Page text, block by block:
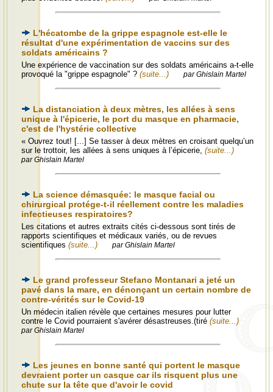
L'hécatombe de la grippe espagnole est-elle le
résultat d'une expérimentation de vaccins sur des
soldats américains ?
Une expérience de vaccination sur des soldats américains a-t-elle
provoqué la "grippe espagnole" ? (suite...) par Ghislain Martel
La distanciation à deux mètres, les allées à sens
unique à l'épicerie, le port du masque en pharmacie,
c'est de l'hystérie collective
« Ouvrez tout! [...] Se tasser à deux mètres en croisant quelqu’un
sur le trottoir, les allées à sens uniques à l’épicerie, (suite...)
par Ghislain Martel
La science démasquée: le masque facial ou
chirurgical protége-t-il réellement contre les maladies
infectieuses respiratoires?
Les citations et autres extraits cités ci-dessous sont tirés de
rapports scientifiques et médicaux variés, ou de revues
scientifiques (suite...) par Ghislain Martel
Le grand professeur Stefano Montanari a jeté un
pavé dans la mare, en dénonçant un certain nombre de
contre-vérités sur le Covid-19
Un médecin italien révèle que certaines mesures pour lutter
contre le Covid pourraient s'avérer désastreuses.(tiré (suite...)
par Ghislain Martel
Les jeunes en bonne santé qui portent le masque
devraient porter un casque car ils risquent plus une
chute sur la tête que d'avoir le covid